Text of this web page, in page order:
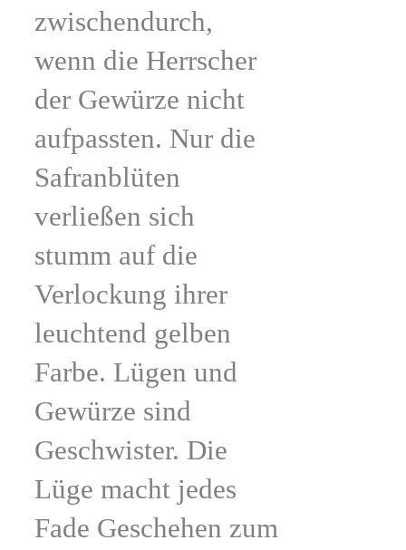
zwischendurch,
wenn die Herrscher
der Gewürze nicht
aufpassten. Nur die
Safranblüten
verließen sich
stumm auf die
Verlockung ihrer
leuchtend gelben
Farbe. Lügen und
Gewürze sind
Geschwister. Die
Lüge macht jedes
Fade Geschehen zum